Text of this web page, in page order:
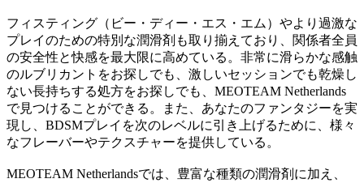
フィスティング（ビー・ディー・エス・エム）やより過激な
プレイのための特別な潤滑剤も取り揃えており、関係者全員
の安全性と快感を最大限に高めている。非常に滑らかな感触
のルブリカントをお探しでも、激しいセッションでも乾燥し
ない長持ちする処方をお探しでも、MEOTEAM Netherlands
で見つけることができる。また、あなたのファンタジーを実
現し、BDSMプレイを次のレベルに引き上げるために、様々
なフレーバーやテクスチャーを提供している。
MEOTEAM Netherlandsでは、豊富な種類の潤滑剤に加え、